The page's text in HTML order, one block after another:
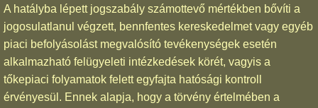
A hatályba lépett jogszabály számottevő mértékben bővíti a
jogosulatlanul végzett, bennfentes kereskedelmet vagy egyéb
piaci befolyásolást megvalósító tevékenységek esetén
alkalmazható felügyeleti intézkedések körét, vagyis a
tőkepiaci folyamatok felett egyfajta hatósági kontroll
érvényesül. Ennek alapja, hogy a törvény értelmében a